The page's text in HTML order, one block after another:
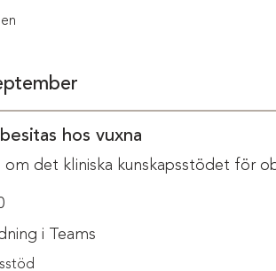
hos vuxna
om det kliniska kunskapsstödet för
i Teams